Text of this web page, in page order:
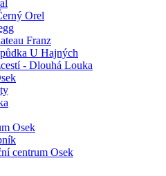
Orel
Franz
U Hajných
- Dlouhá Louka
Osek
centrum Osek